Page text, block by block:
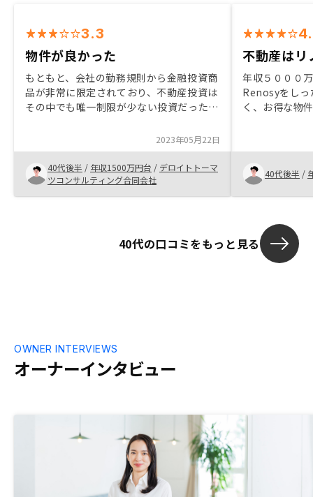
3.3
物件が良かった
もともと、会社の勤務規則から金融投資商
品が非常に限定されており、不動産投資は
その中でも唯一制限が少ない投資だった。
ていたがなかなか見つからなかったが、今
回RENOSYからご紹介いただいた物件が投
資対効果が得られると感じて購入を決め
た。
2023年05月22日
40代後半 / 年収1500万円台 / デロイトトーマ
ツコンサルティング合同会社
不動産はリ
年収５０００
Renosyをしった。 素晴らし
く、お得な物件も多
けで１5件も
購入して不動
か今でも不安である まだ確
っていないた
にもすすめて
40代後半 /
40代の口コミをもっと見る
オーナーインタビュー
OWNER INTERVIEWS